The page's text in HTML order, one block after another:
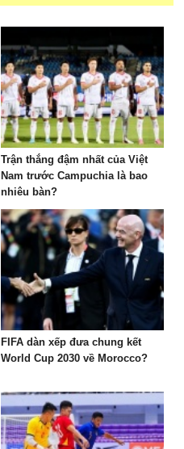
Trận thắng đậm nhất của Việt
Nam trước Campuchia là bao
nhiêu bàn?
FIFA dàn xếp đưa chung kết
World Cup 2030 về Morocco?